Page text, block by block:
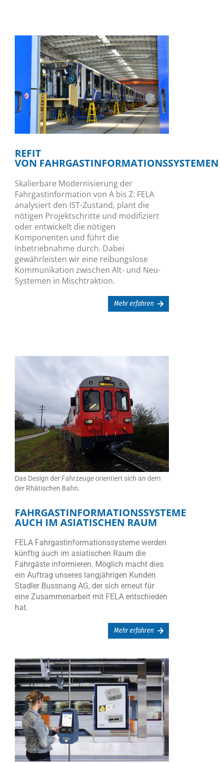
REFIT
VON FAHRGASTINFORMATIONSSYSTEMEN
Skalierbare Modernisierung der
Fahrgastinformation von A bis Z: FELA
analysiert den IST-Zustand, plant die
nötigen Projektschritte und modifiziert
oder entwickelt die nötigen
Komponenten und führt die
Inbetriebnahme durch. Dabei
gewährleisten wir eine reibungslose
Kommunikation zwischen Alt- und Neu-
Systemen in Mischtraktion.
Mehr erfahren
Das Design der Fahrzeuge orientiert sich an dem
der Rhätischen Bahn.
FAHRGASTINFORMATIONSSYSTEME
AUCH IM ASIATISCHEN RAUM
FELA Fahrgastinformationssysteme werden
künftig auch im asiatischen Raum die
Fahrgäste informieren. Möglich macht dies
ein Auftrag unseres langjährigen Kunden
Stadler Bussnang AG, der sich erneut für
eine Zusammenarbeit mit FELA entschieden
hat.
Mehr erfahren